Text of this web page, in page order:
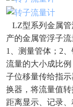
LZ型系列金属管
产的金属管浮子
1、测量管体；2
流量的大小成比
子位移量传给指
换器，将流量值
距离显示、记录、